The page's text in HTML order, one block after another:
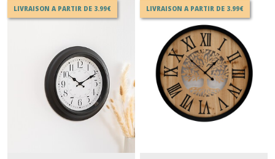
LIVRAISON A PARTIR DE 3.99€ LIVRAISON A PARTIR DE 3.99€